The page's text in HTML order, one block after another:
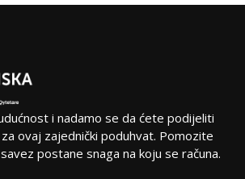
i nadamo se da ćete podijeliti
ovaj zajednički poduhvat. Pomozite
postane snaga na koju se računa.